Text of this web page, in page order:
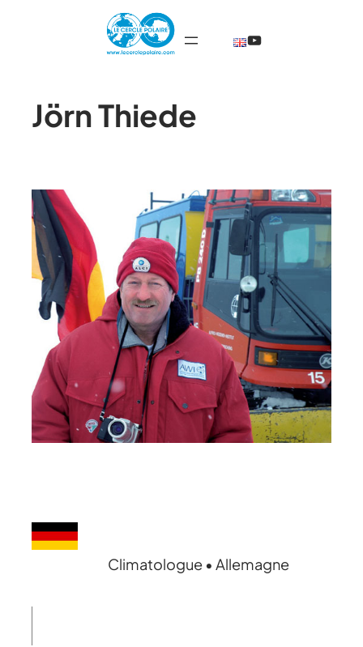
Jörn Thiede
Climatologue • Allemagne